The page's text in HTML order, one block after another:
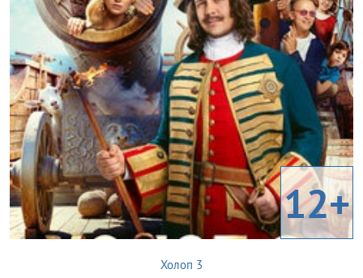
12+
Холоп 3